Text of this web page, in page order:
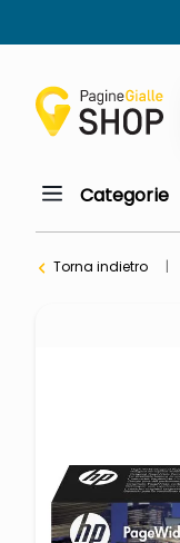
Categorie
Torna indietro